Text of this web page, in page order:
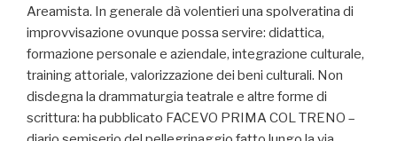
Areamista. In generale dà volentieri una spolveratina di
improvvisazione ovunque possa servire: didattica,
formazione personale e aziendale, integrazione culturale,
training attoriale, valorizzazione dei beni culturali. Non
disdegna la drammaturgia teatrale e altre forme di
scrittura: ha pubblicato FACEVO PRIMA COL TRENO –